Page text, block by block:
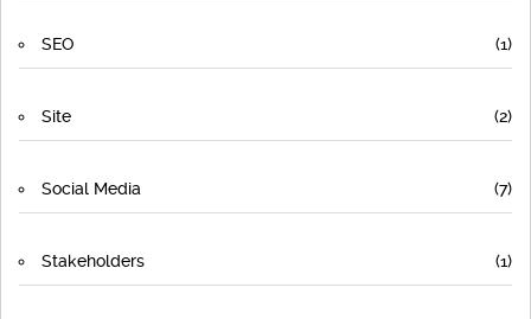
SEO (1)
Site (2)
Social Media (7)
Stakeholders (1)